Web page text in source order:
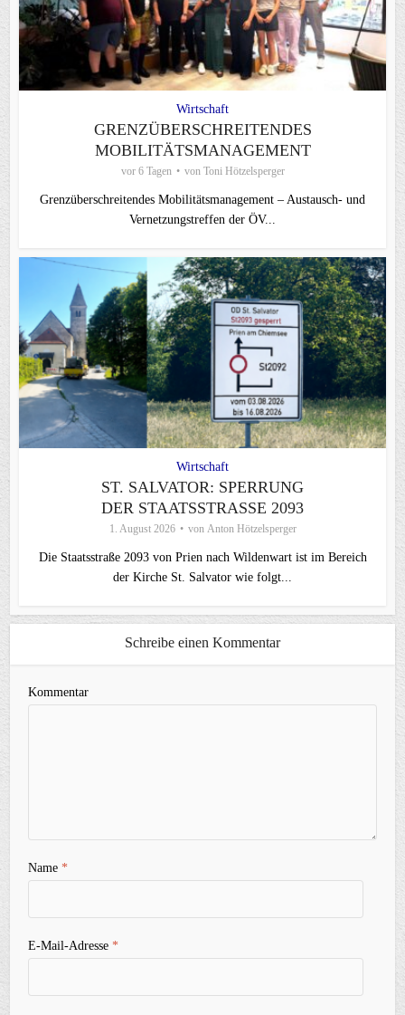
Wirtschaft
GRENZÜBERSCHREITENDES
MOBILITÄTSMANAGEMENT
vor 6 Tagen von Toni Hötzelsperger
Grenzüberschreitendes Mobilitätsmanagement – Austausch- und
Vernetzungstreffen der ÖV...
Wirtschaft
ST. SALVATOR: SPERRUNG
DER STAATSSTRASSE 2093
1. August 2026 von Anton Hötzelsperger
Die Staatsstraße 2093 von Prien nach Wildenwart ist im Bereich
der Kirche St. Salvator wie folgt...
Schreibe einen Kommentar
Kommentar
Name*
E-Mail-Adresse*